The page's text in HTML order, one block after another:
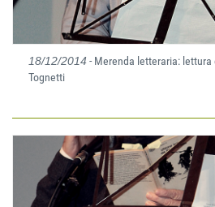
18/12/2014- Merenda letteraria: lettura
Tognetti